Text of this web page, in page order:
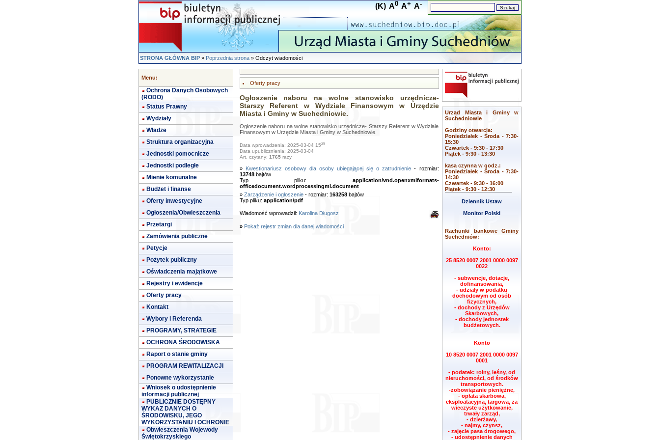
(K) A0 A+ A-
STRONA GŁÓWNA BIP»Poprzednia strona» Odczyt wiadomości
Menu:
Ochrona Danych Osobowych
(RODO)
Status Prawny
Wydziały
Władze
Struktura organizacyjna
Jednostki pomocnicze
Jednostki podległe
Mienie komunalne
Budżet i finanse
Oferty inwestycyjne
Ogłoszenia/Obwieszczenia
Przetargi
Zamówienia publiczne
Petycje
Pożytek publiczny
Oświadczenia majątkowe
Rejestry i ewidencje
Oferty pracy
Kontakt
Wybory i Referenda
PROGRAMY, STRATEGIE
OCHRONA ŚRODOWISKA
Raport o stanie gminy
PROGRAM REWITALIZACJI
Ponowne wykorzystanie
Wniosek o udostępnienie
informacji publicznej
PUBLICZNIE DOSTĘPNY
WYKAZ DANYCH O
ŚRODOWISKU, JEGO
WYKORZYSTANIU I OCHRONIE
Obwieszczenia Wojewody
Świętokrzyskiego
Oferty pracy
Ogłoszenie naboru na wolne stanowisko urzędnicze-
Starszy Referent w Wydziale Finansowym w Urzędzie
Miasta i Gminy w Suchedniowie.
Ogłoszenie naboru na wolne stanowisko urzędnicze- Starszy Referent w Wydziale
Finansowym w Urzędzie Miasta i Gminy w Suchedniowie.
Data wprowadzenia: 2025-03-04 1529
Data upublicznienia: 2025-03-04
Art. czytany: 1765razy
» Kwestionariusz osobowy dla osoby ubiegającej się o zatrudnienie - rozmiar:
13748bajtów
Typ pliku: application/vnd.openxmlformats-
officedocument.wordprocessingml.document
» Zarządzenie i ogłoszenie - rozmiar: 163258bajtów
Typ pliku: application/pdf
Wiadomość wprowadził: Karolina Długosz
» Pokaż rejestr zmian dla danej wiadomości
Urząd Miasta i Gminy w
Suchedniowie
Godziny otwarcia:
Poniedziałek - Środa - 7:30-
15:30
Czwartek - 9:30 - 17:30
Piątek - 9:30 - 13:30
kasa czynna w godz.:
Poniedziałek - Środa - 7:30-
14:30
Czwartek - 9:30 - 16:00
Piątek - 9:30 - 12:30
Dziennik Ustaw
Monitor Polski
Rachunki bankowe Gminy
Suchedniów:
Konto:
25 8520 0007 2001 0000 0097
0022
- subwencje, dotacje,
dofinansowania,
- udziały w podatku
dochodowym od osób
fizycznych,
- dochody z Urzędów
Skarbowych,
- dochody jednostek
budżetowych.
Konto
10 8520 0007 2001 0000 0097
0001
- podatek: rolny, leśny, od
nieruchomości, od środków
transportowych.
-zobowiązanie pieniężne,
- opłata skarbowa,
eksploatacyjna, targowa, za
wieczyste użytkowanie,
trwały zarząd,
- dzierżawy,
- najmy, czynsz,
- zajęcie pasa drogowego,
- udostępnienie danych